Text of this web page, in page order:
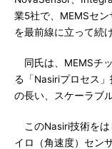
業5社で、MEMSセ
を最前線に立って続
同氏は、MEMSチ
る「Nasiriプロセス
の長い、スケーラブ
このNasiri技術をは
イロ（角速度）セン